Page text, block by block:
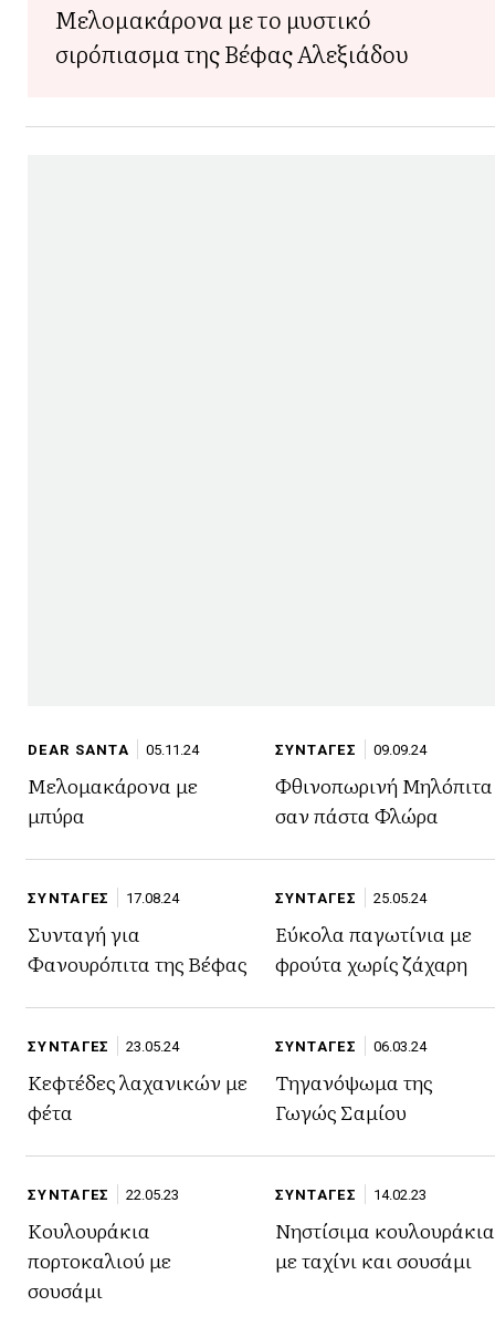
Μελομακάρονα με το μυστικό
σιρόπιασμα της Βέφας Αλεξιάδου
DEAR SANTA 05.11.24
Μελομακάρονα με
μπύρα
ΣΥΝΤΑΓΕΣ 09.09.24
Φθινοπωρινή Μηλόπιτα
σαν πάστα Φλώρα
ΣΥΝΤΑΓΕΣ 17.08.24
Συνταγή για
Φανουρόπιτα της Βέφας
ΣΥΝΤΑΓΕΣ 25.05.24
Εύκολα παγωτίνια με
φρούτα χωρίς ζάχαρη
ΣΥΝΤΑΓΕΣ 23.05.24
Κεφτέδες λαχανικών με
φέτα
ΣΥΝΤΑΓΕΣ 06.03.24
Τηγανόψωμα της
Γωγώς Σαμίου
ΣΥΝΤΑΓΕΣ 22.05.23
Κουλουράκια
πορτοκαλιού με
σουσάμι
ΣΥΝΤΑΓΕΣ 14.02.23
Νηστίσιμα κουλουράκια
με ταχίνι και σουσάμι